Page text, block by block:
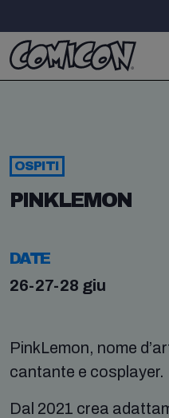
OSPITI
PINKLEMON
DATE
26-27-28 giu
PinkLemon, nome
cantante e cosplayer.
Dal 2021 crea